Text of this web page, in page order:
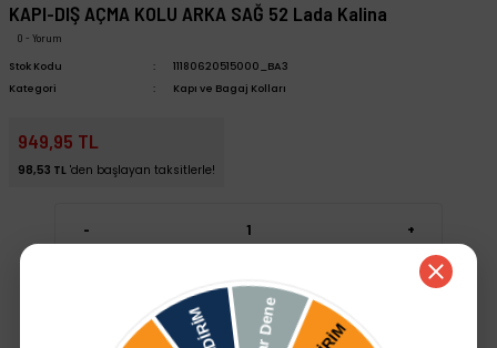
KAPI-DIŞ AÇMA KOLU ARKA SAĞ 52 Lada Kalina
0 - Yorum
Stok Kodu
11180620515000_BA3
Kategori
Kapı ve Bagaj Kolları
949,95 TL
98,53 TL 'den başlayan taksitlerle!
- +
Sepete Ekle Hızlı Satın Al